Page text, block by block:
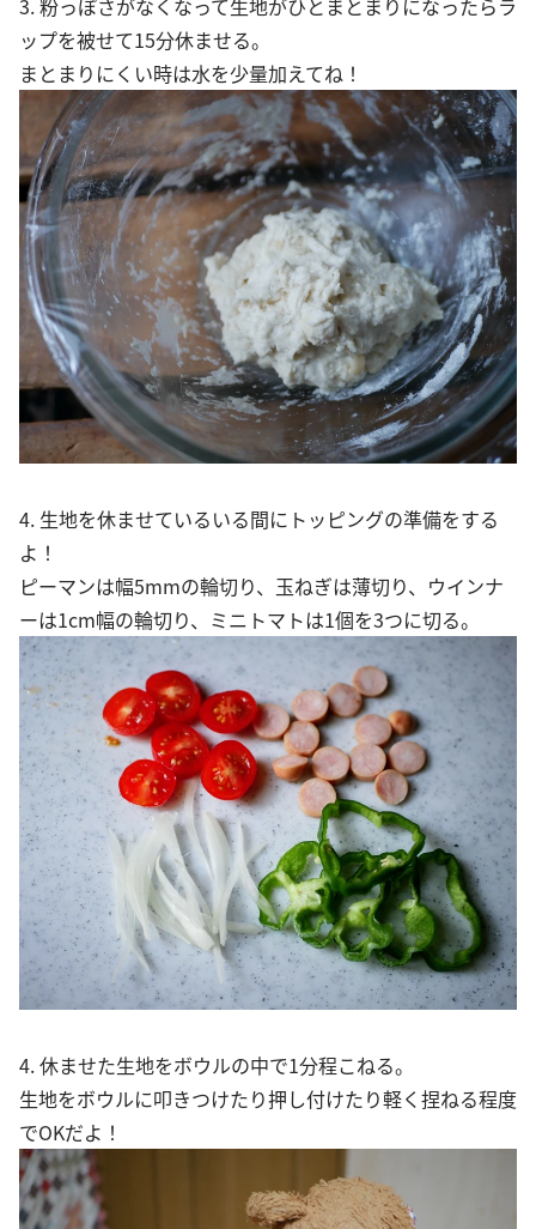
ップを被せて15分休ませる。
まとまりにくい時は水を少量加えてね！
4. 生地を休ませているいる間にトッピングの準備をする
よ！
ピーマンは幅5mmの輪切り、玉ねぎは薄切り、ウインナ
ーは1cm幅の輪切り、ミニトマトは1個を3つに切る。
4. 休ませた生地をボウルの中で1分程こねる。
生地をボウルに叩きつけたり押し付けたり軽く捏ねる程度
でOKだよ！